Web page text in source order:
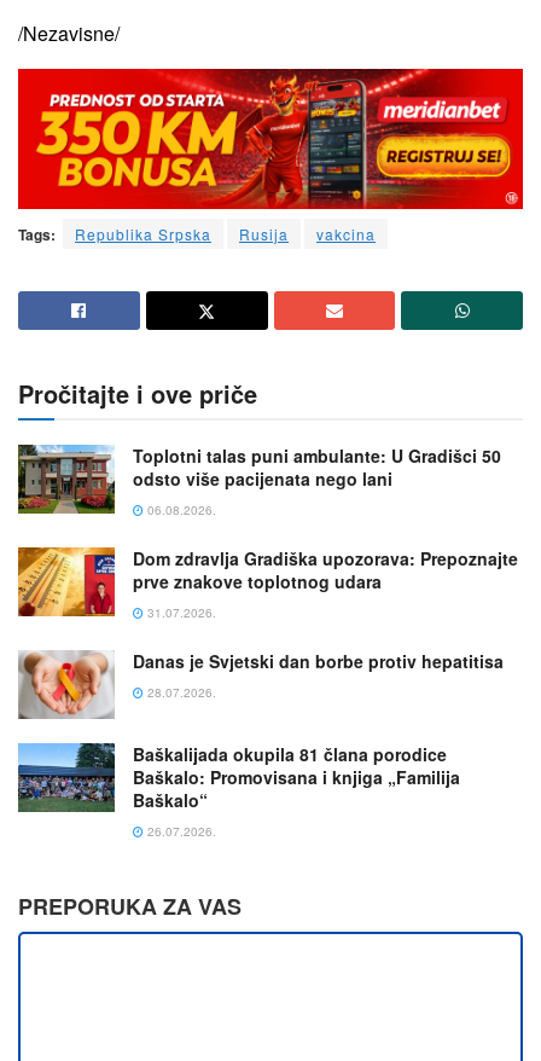
/Nezavisne/
Tags: Republika Srpska Rusija vakcina
Pročitajte i ove priče
Toplotni talas puni ambulante: U Gradišci 50
odsto više pacijenata nego lani
06.08.2026.
Dom zdravlja Gradiška upozorava: Prepoznajte
prve znakove toplotnog udara
31.07.2026.
Danas je Svjetski dan borbe protiv hepatitisa
28.07.2026.
Baškalijada okupila 81 člana porodice
Baškalo: Promovisana i knjiga „Familija
Baškalo“
26.07.2026.
PREPORUKA ZA VAS